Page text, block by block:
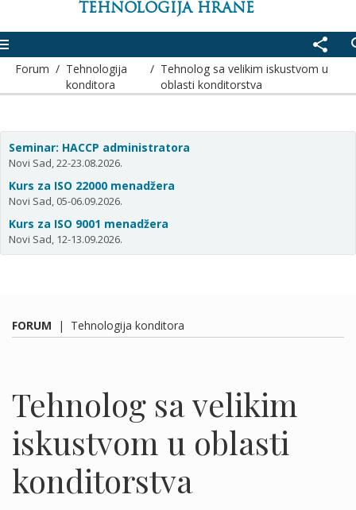
TEHNOLOGIJA HRANE
share
Forum / Tehnologija
konditora
/ Tehnolog sa velikim iskustvom u
oblasti konditorstva
Seminar: HACCP administratora
Novi Sad, 22-23.08.2026.
Kurs za ISO 22000 menadžera
Novi Sad, 05-06.09.2026.
Kurs za ISO 9001 menadžera
Novi Sad, 12-13.09.2026.
FORUM | Tehnologija konditora
Tehnolog sa velikim
iskustvom u oblasti
konditorstva